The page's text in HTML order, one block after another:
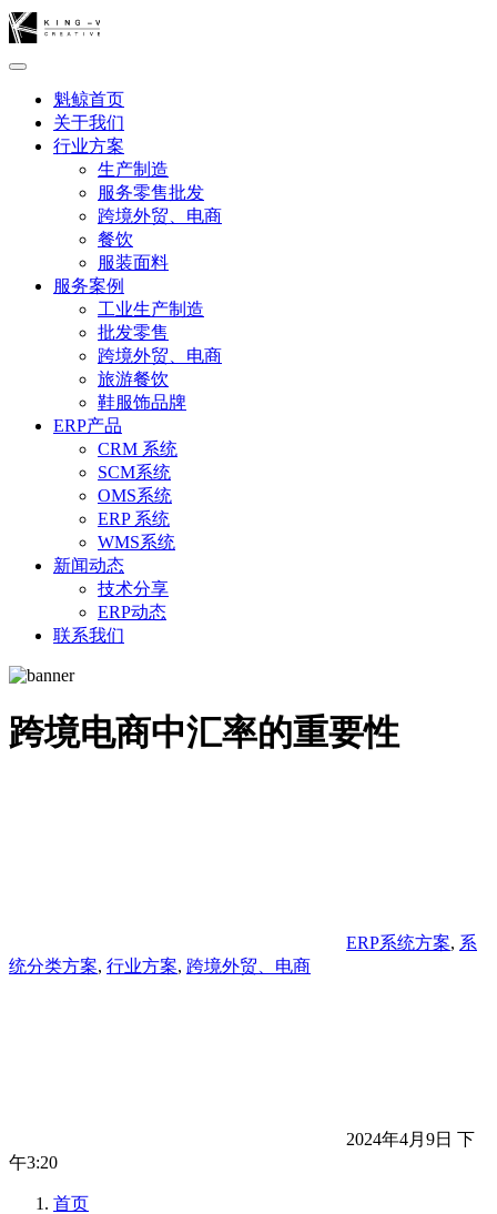
魁鲸首页
关于我们
行业方案
生产制造
服务零售批发
跨境外贸、电商
餐饮
服装面料
服务案例
工业生产制造
批发零售
跨境外贸、电商
旅游餐饮
鞋服饰品牌
ERP产品
CRM 系统
SCM系统
OMS系统
ERP 系统
WMS系统
新闻动态
技术分享
ERP动态
联系我们
跨境电商中汇率的重要性
ERP系统方案, 系
统分类方案, 行业方案, 跨境外贸、电商
2024年4月9日 下
午3:20
首页